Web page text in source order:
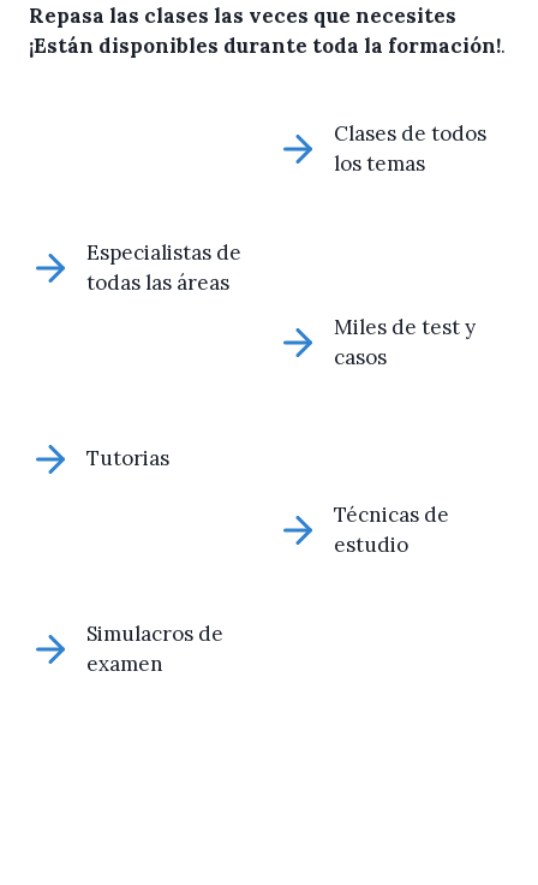
Repasa las clases las veces que necesites
¡Están disponibles durante toda la formación!.
Clases de todos
los temas
Especialistas de
todas las áreas
Miles de test y
casos
Tutorias
Técnicas de
estudio
Simulacros de
examen